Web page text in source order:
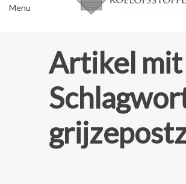
Artikel mit